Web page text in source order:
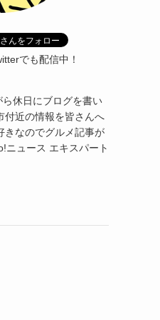
でも配信中！
休日にブログを書い
付近の情報を皆さんへ
きなのでグルメ記事が
ニュース エキスパート